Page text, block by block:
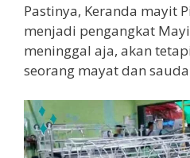
Pastinya, Keranda mayit
menjadi pengangkat
meninggal aja, akan
seorang mayat dan